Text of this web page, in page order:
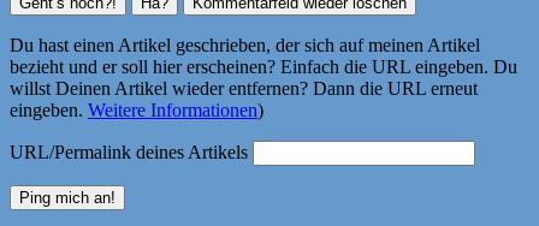
Du hast einen Artikel geschrieben, der sich auf meinen Artikel
bezieht und er soll hier erscheinen? Einfach die URL eingeben. Du
willst Deinen Artikel wieder entfernen? Dann die URL erneut
eingeben. Weitere Informationen)
URL/Permalink deines Artikels